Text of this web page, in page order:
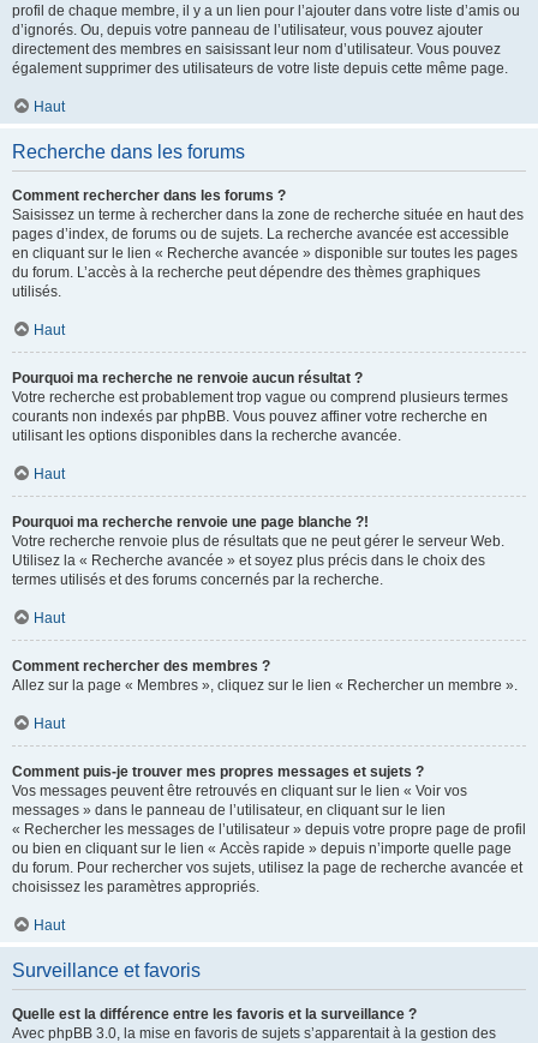
profil de chaque membre, il y a un lien pour l’ajouter dans votre liste d’amis ou
d’ignorés. Ou, depuis votre panneau de l’utilisateur, vous pouvez ajouter
directement des membres en saisissant leur nom d’utilisateur. Vous pouvez
également supprimer des utilisateurs de votre liste depuis cette même page.
Haut
Recherche dans les forums
Comment rechercher dans les forums ?
Saisissez un terme à rechercher dans la zone de recherche située en haut des
pages d’index, de forums ou de sujets. La recherche avancée est accessible
en cliquant sur le lien « Recherche avancée » disponible sur toutes les pages
du forum. L’accès à la recherche peut dépendre des thèmes graphiques
utilisés.
Haut
Pourquoi ma recherche ne renvoie aucun résultat ?
Votre recherche est probablement trop vague ou comprend plusieurs termes
courants non indexés par phpBB. Vous pouvez affiner votre recherche en
utilisant les options disponibles dans la recherche avancée.
Haut
Pourquoi ma recherche renvoie une page blanche ?!
Votre recherche renvoie plus de résultats que ne peut gérer le serveur Web.
Utilisez la « Recherche avancée » et soyez plus précis dans le choix des
termes utilisés et des forums concernés par la recherche.
Haut
Comment rechercher des membres ?
Allez sur la page « Membres », cliquez sur le lien « Rechercher un membre ».
Haut
Comment puis-je trouver mes propres messages et sujets ?
Vos messages peuvent être retrouvés en cliquant sur le lien « Voir vos
messages » dans le panneau de l’utilisateur, en cliquant sur le lien
« Rechercher les messages de l’utilisateur » depuis votre propre page de profil
ou bien en cliquant sur le lien « Accès rapide » depuis n’importe quelle page
du forum. Pour rechercher vos sujets, utilisez la page de recherche avancée et
choisissez les paramètres appropriés.
Haut
Surveillance et favoris
Quelle est la différence entre les favoris et la surveillance ?
Avec phpBB 3.0, la mise en favoris de sujets s’apparentait à la gestion des